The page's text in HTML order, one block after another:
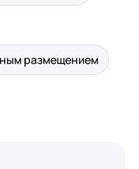
размещением